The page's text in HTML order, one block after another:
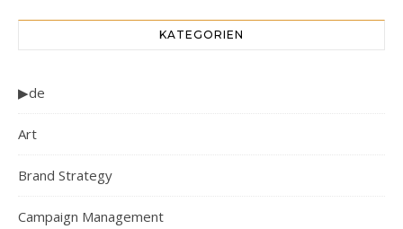
KATEGORIEN
▶de
Art
Brand Strategy
Campaign Management